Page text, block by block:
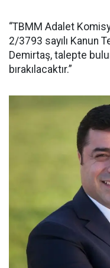
“TBMM Adalet
2/3793 sayılı Kanun
Demirtaş, talepte
bırakılacaktır.”